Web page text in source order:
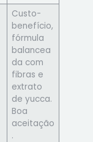
Custo-
benefício,
fórmula
balancea
da com
fibras e
extrato
de yucca.
Boa
aceitação
.